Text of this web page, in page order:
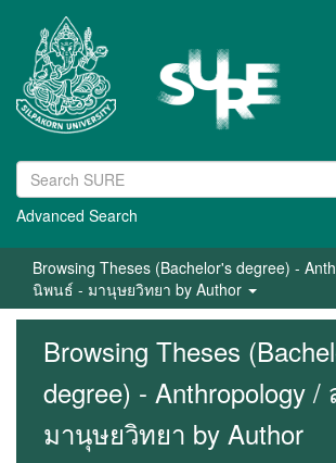
Advanced Search
Browsing Theses (Bachelor's degree) -
นิพนธ์ - มานุษยวิทยา by Author
Browsing Theses
degree) - Anthropology
มานุษยวิทยา by Author